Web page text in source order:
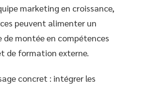
marketing en croissance,
peuvent alimenter un
de montée en compétences
de formation externe.
concret : intégrer les